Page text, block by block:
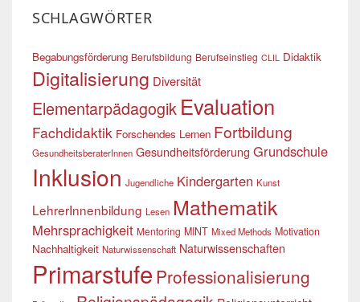
SCHLAGWÖRTER
Begabungsförderung Berufsbildung Berufseinstieg CLIL Didaktik
Digitalisierung Diversität
Elementarpädagogik Evaluation
Fachdidaktik Forschendes Lernen Fortbildung
GesundheitsberaterInnen Gesundheitsförderung Grundschule
Inklusion Jugendliche Kindergarten Kunst
LehrerInnenbildung Lesen Mathematik
Mehrsprachigkeit Mentoring MINT Mixed Methods Motivation
Nachhaltigkeit Naturwissenschaft Naturwissenschaften
Primarstufe Professionalisierung